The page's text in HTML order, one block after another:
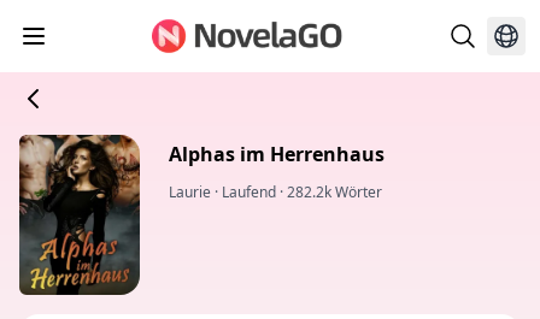
Alphas im Herrenhaus
Laurie · Laufend ·282.2k Wörter